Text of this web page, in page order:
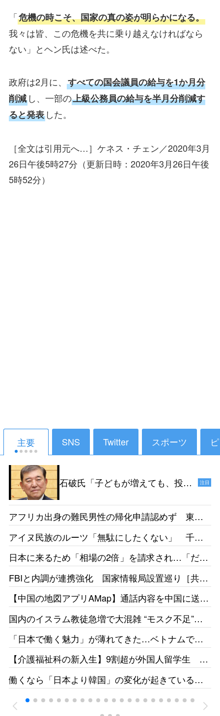
「危機の時こそ、国家の真の姿が明らかになる。
我々は皆、この危機を共に乗り越えなければなら
ない」とヘン氏は述べた。
政府は2月に、 すべての国会議員の給与を1か月分
削減し、一部の上級公務員の給与を半月分削減す
ると発表した。
［全文は引用元へ…］ケネス・チェン／2020年3月
26日午後5時27分（更新日時：2020年3月26日午後
5時52分）
主要 SNS Twitter スポーツ
石破氏「子どもが増えても、投票
からねえ。その時、私たちは政治
家をやっていないでしょう」［デ
イリー新潮］25/1
注目
アフリカ出身の難民男性の帰化申請認めず 東京
地裁「日本語能力があったとは認めらない」［産
経］26/05
アイヌ民族のルーツ「無駄にしたくない」 千葉
県出身・佐藤さんが平取高入学 差別受けた父の
遺志受け継ぐ［北海道新聞］26/05
日本に来るため「相場の2倍」を請求され…「だか
らもっと働きたい」 お惣菜工場で頑張るベトナ
ム人女性の事情［東京新聞］26/05
FBIと内調が連携強化 国家情報局設置巡り［共
同］26/05
【中国の地図アプリAMap】通話内容を中国に送
信 国家安全局がリスク指摘［台湾］26/05
国内のイスラム教徒急増で大混雑 “モスク不足”訴
えの一方で相次ぐ建設反対［テレ朝］26/04
「日本で働く魅力」が薄れてきた…ベトナムで募
集をかけても人が集まらず［東京新聞］26/05
【介護福祉科の新入生】9割超が外国人留学生 志
す日本人減、国の受け入れ方針も影響 福井県の
若狭医療福祉専門学校［福井新聞］26/05
働くなら「日本より韓国」の変化が起きている
ベトナムの人材送り出し機関が懸念［東京新聞］
26/05